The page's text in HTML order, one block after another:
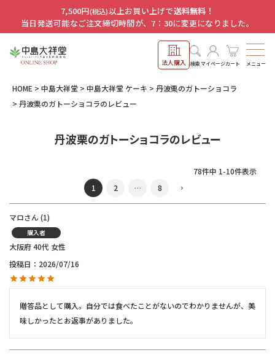
7,500円(税込)以上お買い上げで送料無料！
当日発送可能なご注文締切時間が、7：30に変更になりました。
法人購入 検索マイページカート メニュー
HOME 中島大祥堂 中島大祥堂 ケーキ
丹波栗のガトーショコラ
丹波栗のガトーショコラのレビュー
丹波栗のガトーショコラのレビュー
78件中 1-10件表示
1
2 … 8
マロ 1
購入者
大阪府40代 女性
投稿日
2026/07/16
贈答品として購入。自分では食べたことがないのでわかりませんが、美
味しかったとお返事がありました。